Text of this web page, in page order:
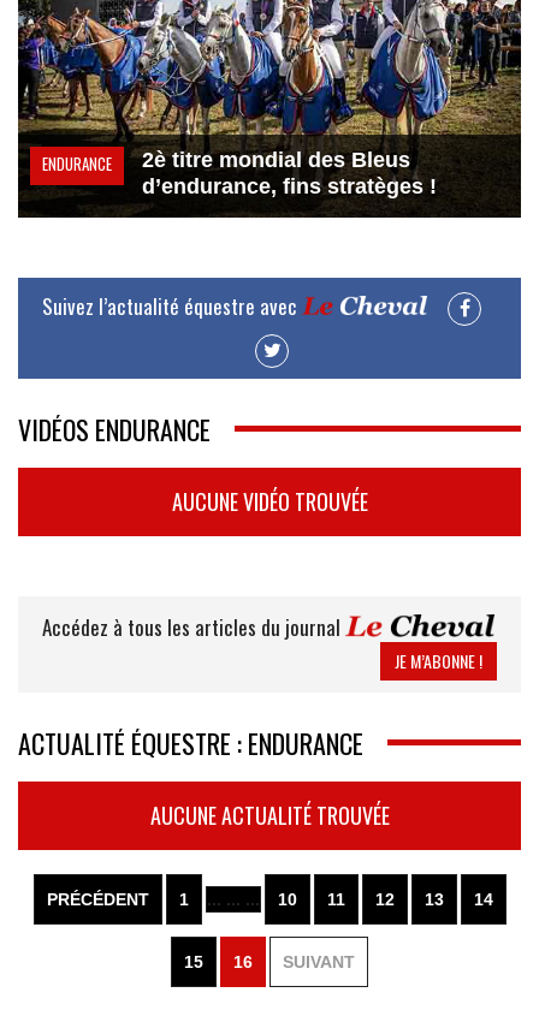
ENDURANCE
2è titre mondial des Bleus
d’endurance, fins stratèges !
Suivez l’actualité équestre avec
VIDÉOS ENDURANCE
AUCUNE VIDÉO TROUVÉE
Accédez à tous les articles du journal
JE M’ABONNE !
ACTUALITÉ ÉQUESTRE : ENDURANCE
AUCUNE ACTUALITÉ TROUVÉE
PRÉCÉDENT 1 ... ... ... 10 11 12 13 14
15 16 SUIVANT